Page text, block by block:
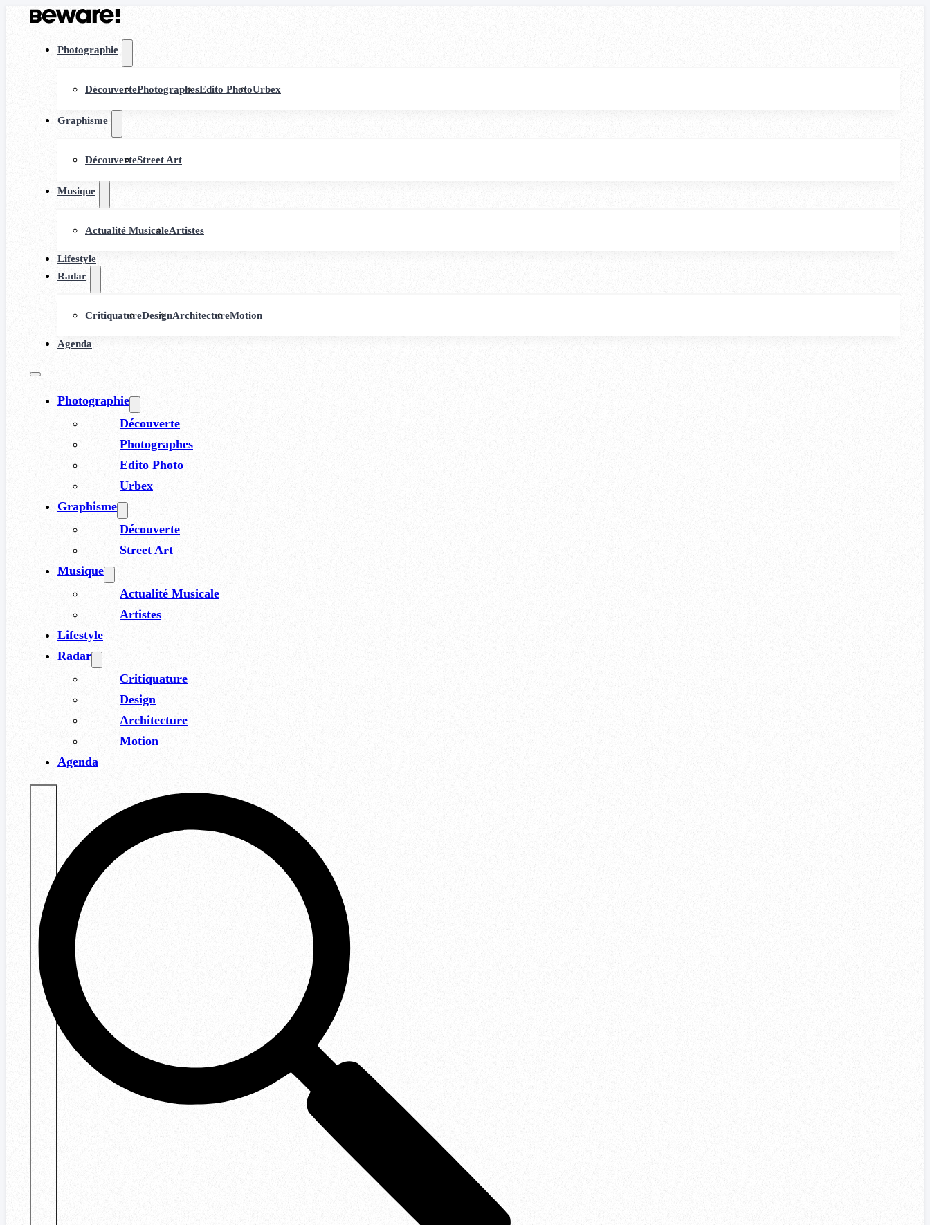
Photographie
DécouvertePhotographesEdito PhotoUrbex
Graphisme
DécouverteStreet Art
Musique
Actualité MusicaleArtistes
Lifestyle
Radar
CritiquatureDesignArchitectureMotion
Agenda
Photographie
Découverte
Photographes
Edito Photo
Urbex
Graphisme
Découverte
Street Art
Musique
Actualité Musicale
Artistes
Lifestyle
Radar
Critiquature
Design
Architecture
Motion
Agenda